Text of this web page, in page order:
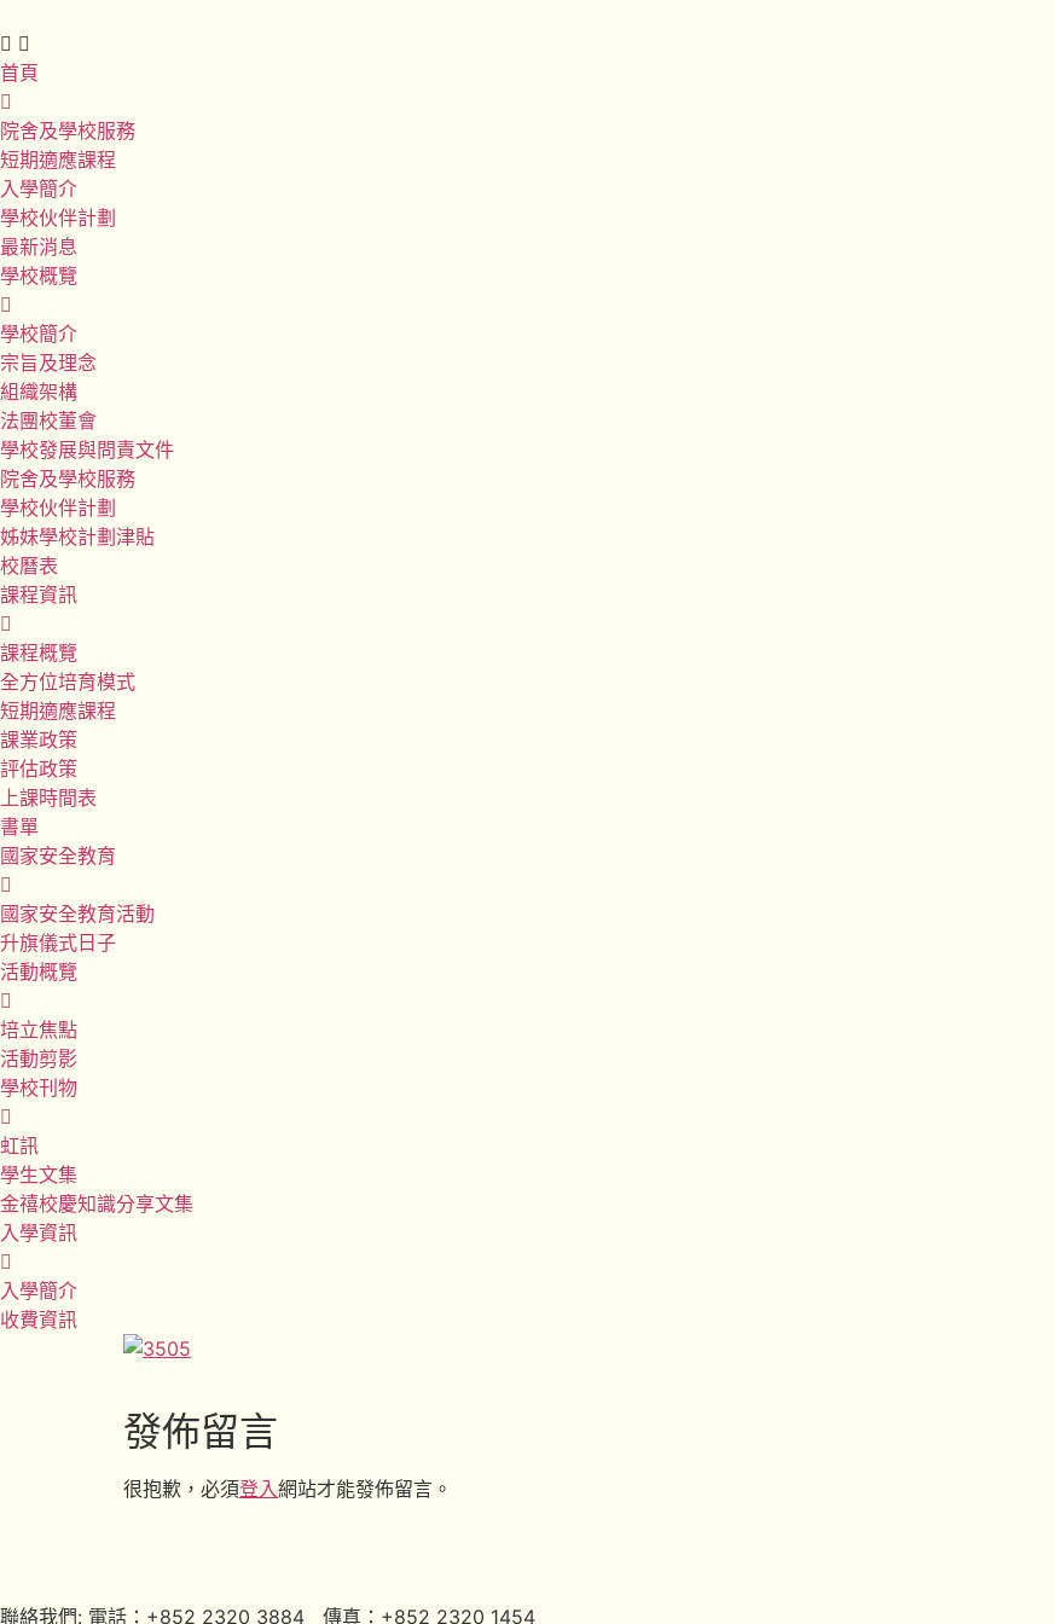
首頁
院舍及學校服務
短期適應課程
入學簡介
學校伙伴計劃
最新消息
學校概覽
學校簡介
宗旨及理念
組織架構
法團校董會
學校發展與問責文件
院舍及學校服務
學校伙伴計劃
姊妹學校計劃津貼
校曆表
課程資訊
課程概覽
全方位培育模式
短期適應課程
課業政策
評估政策
上課時間表
書單
國家安全教育
國家安全教育活動
升旗儀式日子
活動概覽
培立焦點
活動剪影
學校刊物
虹訊
學生文集
金禧校慶知識分享文集
入學資訊
入學簡介
收費資訊
發佈留言
很抱歉，必須登入網站才能發佈留言。
聯絡我們: 電話：+852 2320 3884 傳真：+852 2320 1454